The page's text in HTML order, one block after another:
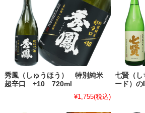
秀鳳（しゅうほう） 特別純米
超辛口 +10 720ml
¥1,755(税込)
七賢（
ード）